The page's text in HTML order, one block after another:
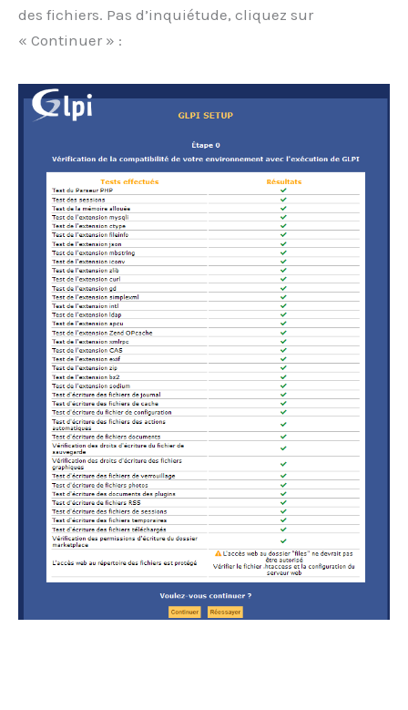
des fichiers. Pas d’inquiétude, cliquez sur
« Continuer » :